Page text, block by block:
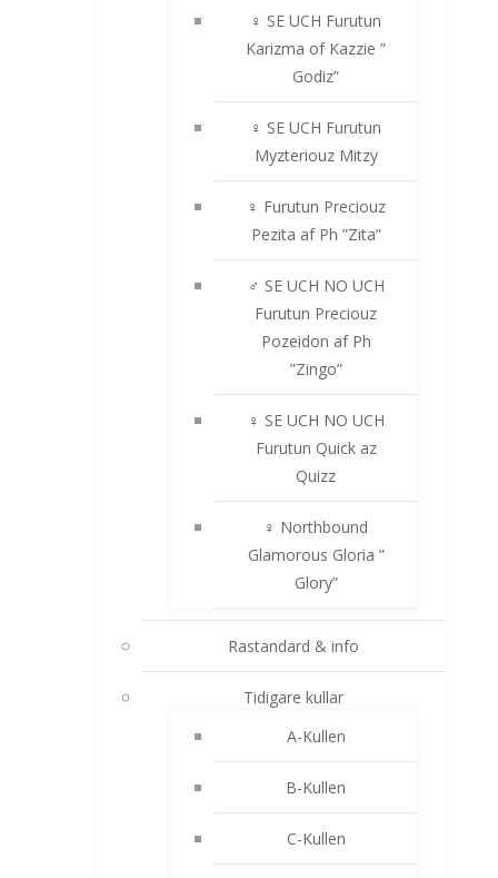
♀ SE UCH Furutun
Karizma of Kazzie ”
Godiz”
♀ SE UCH Furutun
Myzteriouz Mitzy
♀ Furutun Preciouz
Pezita af Ph ”Zita”
♂ SE UCH NO UCH
Furutun Preciouz
Pozeidon af Ph
”Zingo”
♀ SE UCH NO UCH
Furutun Quick az
Quizz
♀ Northbound
Glamorous Gloria ”
Glory”
Rastandard & info
Tidigare kullar
A-Kullen
B-Kullen
C-Kullen